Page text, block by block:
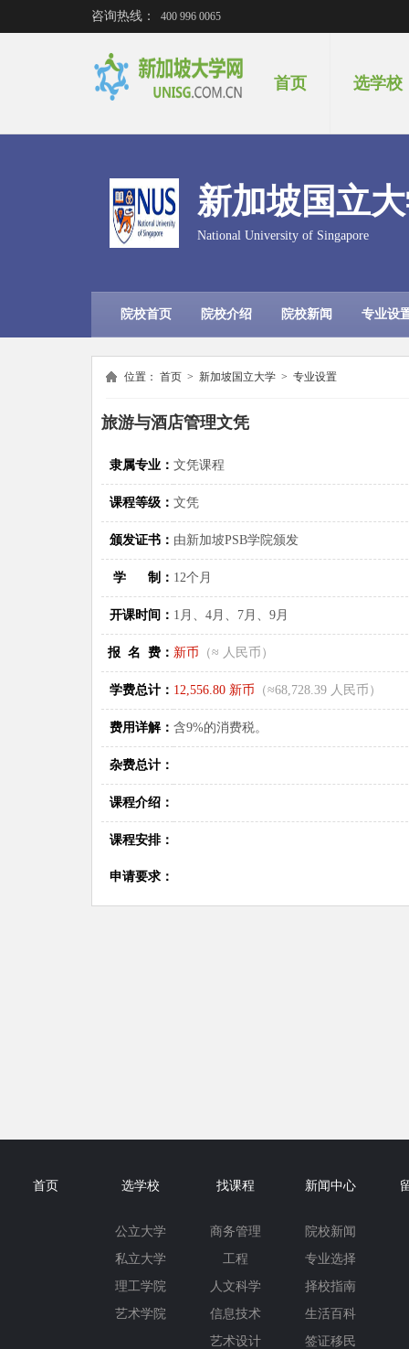
咨询热线： 400 996 0065
首页 选学校
新加坡国立
National University of Singapore
院校首页 院校介绍 院校新闻 专业设
位置： 首页 > 新加坡国立大学 > 专业设置
旅游与酒店管理文凭
隶属专业： 文凭课程
课程等级： 文凭
颁发证书： 由新加坡PSB学院颁发
学 制： 12个月
开课时间： 1月、4月、7月、9月
报 名 费： 新币 （≈ 人民币）
学费总计： 12,556.80 新币 （≈68,728.39 人民币）
费用详解： 含9%的消费税。
杂费总计：
课程介绍：
课程安排：
申请要求：
首页 选学校
公立大学
私立大学
理工学院
艺术学院
找课程
商务管理
工程
人文科学
信息技术
艺术设计
新闻中心
院校新闻
专业选择
择校指南
生活百科
签证移民